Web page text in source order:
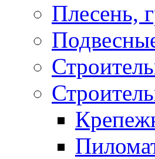
Плесень,